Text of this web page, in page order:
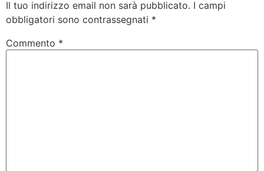
Il tuo indirizzo email non sarà pubblicato. I campi
obbligatori sono contrassegnati *
Commento *